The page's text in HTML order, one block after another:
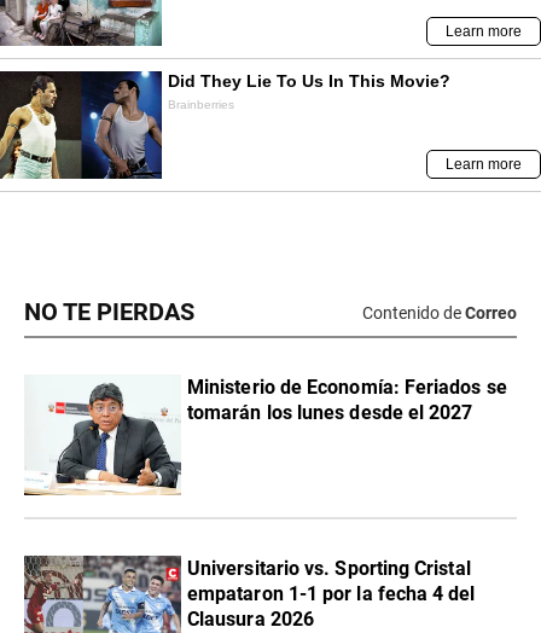
NO TE PIERDAS Contenido deCorreo
Ministerio de Economía: Feriados se
tomarán los lunes desde el 2027
Universitario vs. Sporting Cristal
empataron 1-1 por la fecha 4 del
Clausura 2026